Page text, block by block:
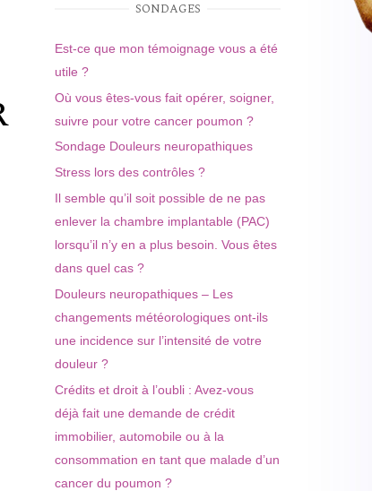
SONDAGES
Est-ce que mon témoignage vous a été
utile ?
Où vous êtes-vous fait opérer, soigner,
suivre pour votre cancer poumon ?
Sondage Douleurs neuropathiques
Stress lors des contrôles ?
Il semble qu’il soit possible de ne pas
enlever la chambre implantable (PAC)
lorsqu’il n’y en a plus besoin. Vous êtes
dans quel cas ?
Douleurs neuropathiques – Les
changements météorologiques ont-ils
une incidence sur l’intensité de votre
douleur ?
Crédits et droit à l’oubli : Avez-vous
déjà fait une demande de crédit
immobilier, automobile ou à la
consommation en tant que malade d’un
cancer du poumon ?